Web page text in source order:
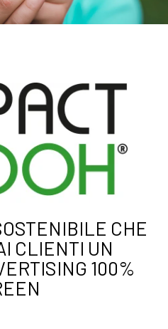
CHE
CLIENTI UN
100%